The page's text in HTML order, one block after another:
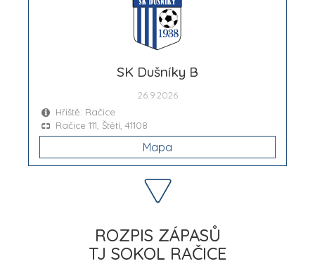
SK Dušníky B
26.9.2026
Hřiště: Račice
Račice 111, Štětí, 41108
Mapa
ROZPIS ZÁPASŮ
TJ SOKOL RAČICE